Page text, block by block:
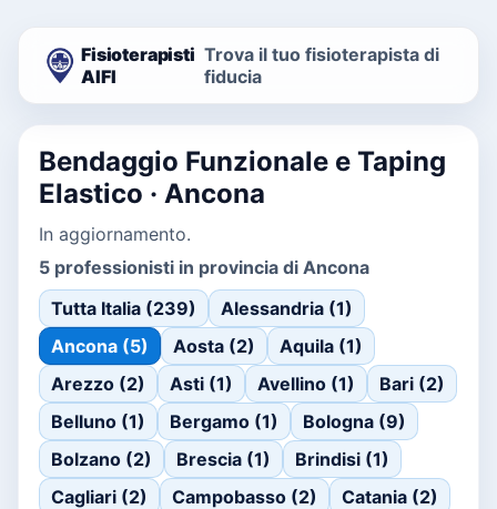
Fisioterapisti
AIFI
Trova il tuo fisioterapista di
fiducia
Bendaggio Funzionale e Taping
Elastico · Ancona
In aggiornamento.
5 professionisti in provincia di Ancona
Tutta Italia (239)
Alessandria (1)
Ancona (5)
Aosta (2)
Aquila (1)
Arezzo (2)
Asti (1) Avellino (1)
Bari (2)
Belluno (1)
Bergamo (1)
Bologna (9)
Bolzano (2)
Brescia (1)
Brindisi (1)
Cagliari (2)
Campobasso (2)
Catania (2)